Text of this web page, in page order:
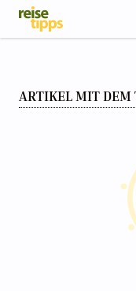
Skip to Content
ARTIKEL MIT DEM